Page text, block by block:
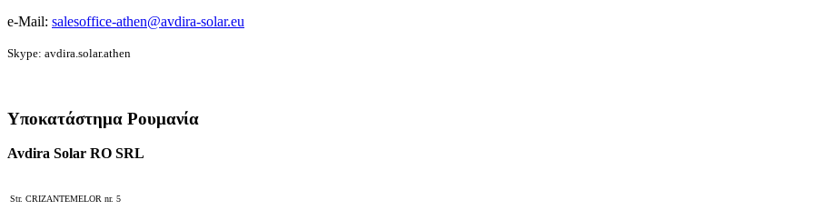
e-Mail: salesoffice-athen@avdira-solar.eu
Skype: avdira.solar.athen
Υποκατάστημα Ρουμανία
Avdira Solar RO SRL
Str. CRIZANTEMELOR nr. 5